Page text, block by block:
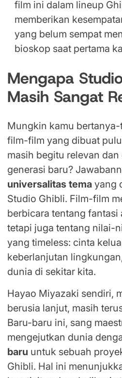
film ini dalam lineup
memberikan
yang belum sempat
bioskop saat pertama
Mengapa
Masih Sangat
Mungkin kamu
film-film yang dibuat
masih begitu relevan
generasi baru?
universalitas tema yang
Studio Ghibli. Film-film
berbicara tentang fantasi
tetapi juga tentang nilai-
yang timeless: cinta
keberlanjutan
dunia di sekitar kita.
Hayao Miyazaki sendiri,
berusia lanjut, masih
Baru-baru ini, sang
mengejutkan dunia
baru untuk sebuah
Ghibli. Hal ini